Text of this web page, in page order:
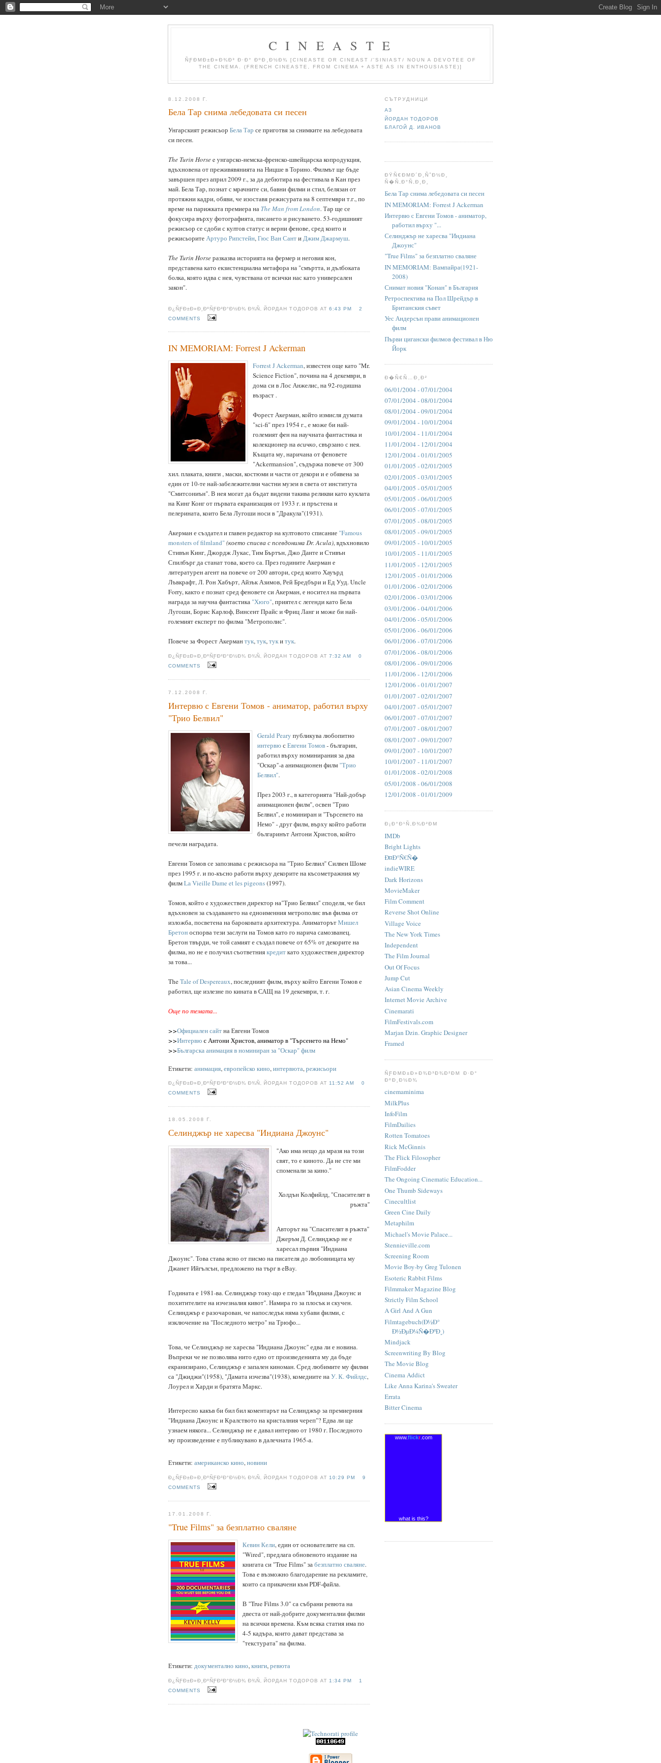
C I N E A S T E
ÑƑÐΜÐ±Ð»Ð¾Ð³ Ð·Ð° ÐºÐ¸Ð½Ð¾ [CINEASTE OR CINEAST /'SINIAST/ NOUN A DEVOTEE OF
THE CINEMA. (FRENCH CINEASTE, FROM CINEMA + ASTE AS IN ENTHOUSIASTE)]
8.12.2008 Г.
Бела Тар снима лебедовата си песен
Унгарският режисьор Бела Тар се приготвя за снимките на лебедовата
си песен.
The Turin Horsee унгарско-немска-френско-швейцарска копродукция,
вдъхновена от преживявянията на Ницше в Торино.Филмътще бъде
завършен през април 2009 г., за да дебютира на фестивала в Кан през
май.Бела Тар,познат с мрачните си, бавни филми и стил, белязан от
протяжни кадри, обяви, че изоставя режисурата на 8 септември т.г., по
време на парижката премиера на The Man from London. Тар ще се
фокусира върху фотографията, писането и рисуването.53-годишният
режисьор се сдоби с култов статус и верни фенове, сред които и
режисьоритеАртуро Рипстейн,Гюс Ван СантиДжим Джармуш.
The Turin Horseразказва историята на фермер и неговия кон,
представена като екзистенциална метафора на "смъртта, и дълбоката
болка, която идва с нея, чувствана от всички нас като универсален
закон".
Ð¿ÑƑÐ±Ð»Ð¸ÐºÑƑÐ²Ð°Ð½Ð¾ Ð¾Ñ‚ ЙОРДАН ТОДОРОВ AT 6:43 PM
2
COMMENTS
IN MEMORIAM: Forrest J Ackerman
Forrest J Ackerman, известен още като "Mr.
Science Fiction", почина на 4 декември, в
дома си в Лос Анжелис, на 92-годишна
възраст .
Форест Акерман, който измисля думата
"sci-fi" през 1954 г., е може би най-
големият фен на научната фантастика и
колекционер навсичко, свързано с нея.
Къщата му, наричана от феновете
"Ackermansion", съдържа повече от 300
хил. плаката, книги , маски, костюми и части от декори и е обявена за
един от 10-те най-забележителни частни музеи в света от института
"Смитсониън". В нея могат да бъдат видени такива реликви като куклата
на Кинг Конг от първата екранизация от 1933 г. и пръстена и
пелерината, които Бела Лугоши носи в "Дракула"(1931).
Акерман е създател и главен редактор на култовото списание "Famous
monsters of filmland"(което списва с псевдонима Dr. Acula), вдъхновило
Стивън Кинг, Джордж Лукас, Тим Бъртън, Джо Данте и Стивън
Спилбърг да станат това, което са. През годините Акерман е
литературен агент на повече от 200 автори, сред които Хауърд
Лъвкрафт, Л. Рон Хабърт, Айзък Азимов, Рей Бредбъри и Ед Ууд. Uncle
Forry, както е познат сред феновете си Акерман, е носител на първата
награда за научна фантастика "Хюго", приятел с легенди като Бела
Лугоши, Борис Карлоф, Винсент Прайс и Фриц Ланг и може би най-
големият експерт по филма "Метрополис".
Повече за Форест Акермантук,тук,тукитук.
Ð¿ÑƑÐ±Ð»Ð¸ÐºÑƑÐ²Ð°Ð½Ð¾ Ð¾Ñ‚ ЙОРДАН ТОДОРОВ AT 7:32 AM
0
COMMENTS
7.12.2008 Г.
Интервю с Евгени Томов - аниматор, работил върху
"Трио Белвил"
Gerald Peary публикува любопитно
интервюсЕвгени Томов- българин,
работил върху номинирания за два
"Оскар"-а анимационен филм "Трио
Белвил".
През 2003 г., в категорията "Най-добър
анимационен филм", освен "Трио
Белвил", e номиниран и "Търсенето на
Немо" - друг филм, върху който работи
българинът Антони Христов, който
печели наградата.
Евгени Томов се запознава с режисьора на "Трио Белвил" Силвен Шоме
през 1995 г. и по-късно работи върху декорите на късометражния му
филмLa Vieille Dame et les pigeons(1997).
Томов, който e художествен директор на"Трио Белвил" споделя, че бил
вдъхновен за създаването на едноименния метрополис във филма от
изложба, посветена на бароковата архитектура. АниматорътМишел
Бретоноспорва тези заслуги на Томов като го нарича самозванец.
Бретон твърди, че той самият е създал повече от 65% от декорите на
филма, но не е получил съответниякредиткато художествен директор
за това...
TheTale of Despereaux, последният филм, върху който Евгени Томов е
работил, ще излезне по кината в САЩ на 19 декември, т. г.
Още по темата...
>>Официален сайтна Евгени Томов
>>Интервюс Антони Христов, аниматор в "Търсенето на Немо"
>>Българска анимация в номиниран за "Оскар" филм
Етикети: анимация,европейско кино,интервюта,режисьори
Ð¿ÑƑÐ±Ð»Ð¸ÐºÑƑÐ²Ð°Ð½Ð¾ Ð¾Ñ‚ ЙОРДАН ТОДОРОВ AT 11:52 AM
0
COMMENTS
18.05.2008 Г.
Селинджър не харесва "Индиана Джоунс"
"Ако има нещо да мразя на този
свят, то е киното. Да не сте ми
споменали за кино."
Холдън Колфийлд, "Спасителят в
ръжта"
Авторът на "Спасителят в ръжта"
Джеръм Д. Селинджър не е
харесал първия "Индиана
Джоунс". Това става ясно от писмо на писателя до любовницата му
Джанет Ийгълсън, предложено на търг в eBay.
Годината е 1981-ва. Селинджър току-що е гледал "Индиана Джоунс и
похитителите на изчезналия кивот". Намира го за плосък и скучен.
Селинджър е разочарован, че напоследък няма хубави филми, с
изключение на "Последното метро" на Трюфо...
Това, че Селинджър не харесва "Индиана Джоунс" едва ли е новина.
Въпреки че не позволява нито едно от произведенията му да бъде
екранизирано, Селинджър е запален киноман. Сред любимите му филми
са "Джиджи"(1958), "Дамата изчезва"(1938), комедиите наУ. К. Фийлдс,
Лоурел и Харди и братята Маркс.
Интересно какъв би бил бил коментарът на Селинджър за премиерния
"Индиана Джоунс и Кралството на кристалния череп"? Едва ли ще
узнаем някога... Селинджър не е давал интервю от 1980 г. Последното
му произведение е публикувано в далечната 1965-а.
Етикети: американско кино,новини
Ð¿ÑƑÐ±Ð»Ð¸ÐºÑƑÐ²Ð°Ð½Ð¾ Ð¾Ñ‚ ЙОРДАН ТОДОРОВ AT 10:29 PM
9
COMMENTS
17.01.2008 Г.
"True Films" за безплатно сваляне
Кевин Кели, един от основателите на сп.
"Wired", предлага обновеното издание на
книгата си "True Films" забезплатно сваляне.
Това е възможно благодарение на рекламите,
които са прикачени към PDF-файла.
В "True Films 3.0" са събрани ревюта на
двеста от най-добрите документални филми
на всички времена. Към всяка статия има по
4-5 кадъра, които дават представа за
"текстурата" на филма.
Етикети: документално кино,книги,ревюта
Ð¿ÑƑÐ±Ð»Ð¸ÐºÑƑÐ²Ð°Ð½Ð¾ Ð¾Ñ‚ ЙОРДАН ТОДОРОВ AT 1:34 PM
1
COMMENTS
СЪТРУДНИЦИ
АЗ
ЙОРДАН ТОДОРОВ
БЛАГОЙ Д. ИВАНОВ
ÐŸÑ€ÐΜÐ´Ð¸ÑˆÐ½Ð¸
Ñ�Ñ‚Ð°Ñ‚Ð¸Ð¸
Бела Тар снима лебедовата си песен
IN MEMORIAM: Forrest J Ackerman
Интервю с Евгени Томов - аниматор,
работил върху "...
Селинджър не харесва "Индиана
Джоунс"
"True Films" за безплатно сваляне
IN MEMORIAM: Вампайра(1921-
2008)
Снимат новия "Конан" в България
Ретроспектива на Пол Шрейдър в
Британския съвет
Уес Андерсън прави анимационен
филм
Първи цигански филмов фестивал в Ню
Йорк
Ð�Ñ€Ñ…Ð¸Ð²
06/01/2004 - 07/01/2004
07/01/2004 - 08/01/2004
08/01/2004 - 09/01/2004
09/01/2004 - 10/01/2004
10/01/2004 - 11/01/2004
11/01/2004 - 12/01/2004
12/01/2004 - 01/01/2005
01/01/2005 - 02/01/2005
02/01/2005 - 03/01/2005
04/01/2005 - 05/01/2005
05/01/2005 - 06/01/2005
06/01/2005 - 07/01/2005
07/01/2005 - 08/01/2005
08/01/2005 - 09/01/2005
09/01/2005 - 10/01/2005
10/01/2005 - 11/01/2005
11/01/2005 - 12/01/2005
12/01/2005 - 01/01/2006
01/01/2006 - 02/01/2006
02/01/2006 - 03/01/2006
03/01/2006 - 04/01/2006
04/01/2006 - 05/01/2006
05/01/2006 - 06/01/2006
06/01/2006 - 07/01/2006
07/01/2006 - 08/01/2006
08/01/2006 - 09/01/2006
11/01/2006 - 12/01/2006
12/01/2006 - 01/01/2007
01/01/2007 - 02/01/2007
04/01/2007 - 05/01/2007
06/01/2007 - 07/01/2007
07/01/2007 - 08/01/2007
08/01/2007 - 09/01/2007
09/01/2007 - 10/01/2007
10/01/2007 - 11/01/2007
01/01/2008 - 02/01/2008
05/01/2008 - 06/01/2008
12/01/2008 - 01/01/2009
Ð¡Ð°Ð¹Ñ‚Ð¾Ð²ÐΜ
IMDb
Bright Lights
Ð¤Ð°Ñ€Ñ�
indieWIRE
Dark Horizons
MovieMaker
Film Comment
Reverse Shot Online
Village Voice
The New York Times
Independent
The Film Journal
Out Of Focus
Jump Cut
Asian Cinema Weekly
Internet Movie Archive
Cinemarati
FilmFestivals.com
Marjan Dzin. Graphic Designer
Framed
ÑƑÐΜÐ±Ð»Ð¾Ð³Ð¾Ð²ÐΜ Ð·Ð°
ÐºÐ¸Ð½Ð¾
cinemaminima
MilkPlus
InfoFilm
FilmDailies
Rotten Tomatoes
Rick McGinnis
The Flick Filosopher
FilmFodder
The Ongoing Cinematic Education...
One Thumb Sideways
Cinecultlist
Green Cine Daily
Metaphilm
Michael's Movie Palace...
Stennieville.com
Screening Room
Movie Boy-by Greg Tulonen
Esoteric Rabbit Films
Filmmaker Magazine Blog
Strictly Film School
A Girl And A Gun
Filmtagebuch(Ð½Ð°
Ð½ÐµÐ¼Ñ�ÐºÐ¸)
Mindjack
Screenwriting By Blog
The Movie Blog
Cinema Addict
Like Anna Karina's Sweater
Errata
Bitter Cinema
www.flickr.com
what is this?